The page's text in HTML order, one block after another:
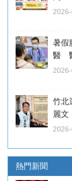
暑假
醫
竹北
麗文
熱門新聞